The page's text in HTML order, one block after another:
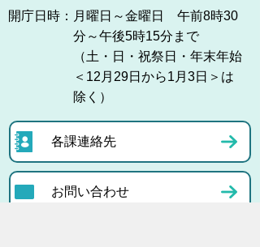
開庁日時： 月曜日～金曜日 午前8時30
分～午後5時15分まで
（土・日・祝祭日・年末年始
＜12月29日から1月3日＞は
除く）
各課連絡先
お問い合わせ